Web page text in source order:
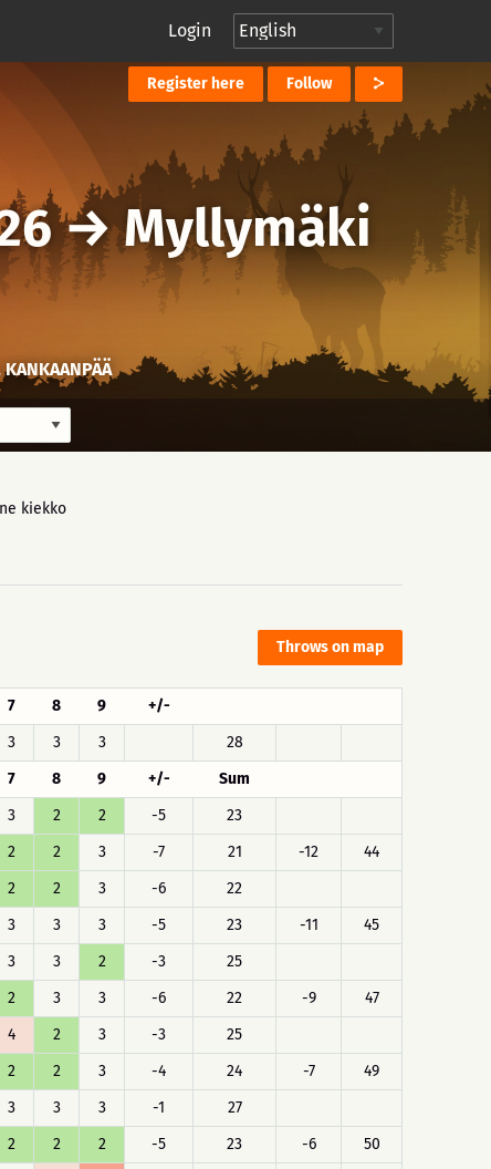
Login
Register here Follow
→Myllymäki
kiekko
Throws on map
7 8 9
+/-
3 3 3
28
7 8 9 +/-
Sum
3 2 2 -5
23
2 2 3 -7 21 -12
44
2 2 3 -6
22
3 3 3 -5 23 -11
45
3 3 2 -3
25
2 3 3 -6 22 -9
47
4 2 3 -3
25
2 2 3 -4 24 -7
49
3 3 3 -1
27
2 2 2 -5 23 -6
50